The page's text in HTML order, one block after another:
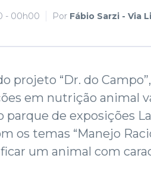
- 00h00 Por Fábio Sarzi - Via
projeto “Dr. do
em nutrição animal
parque de exposições
os temas “Manejo
um animal com